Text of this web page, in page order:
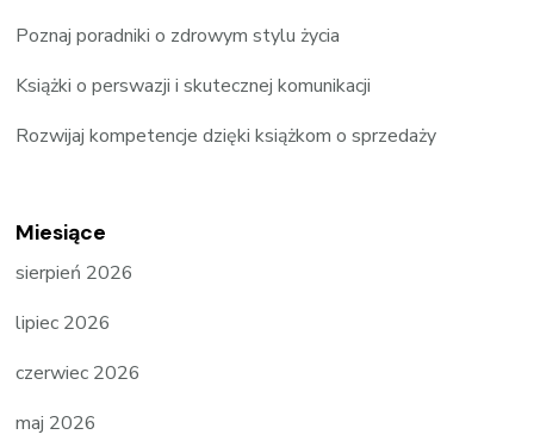
Poznaj poradniki o zdrowym stylu życia
Książki o perswazji i skutecznej komunikacji
Rozwijaj kompetencje dzięki książkom o sprzedaży
Miesiące
sierpień 2026
lipiec 2026
czerwiec 2026
maj 2026